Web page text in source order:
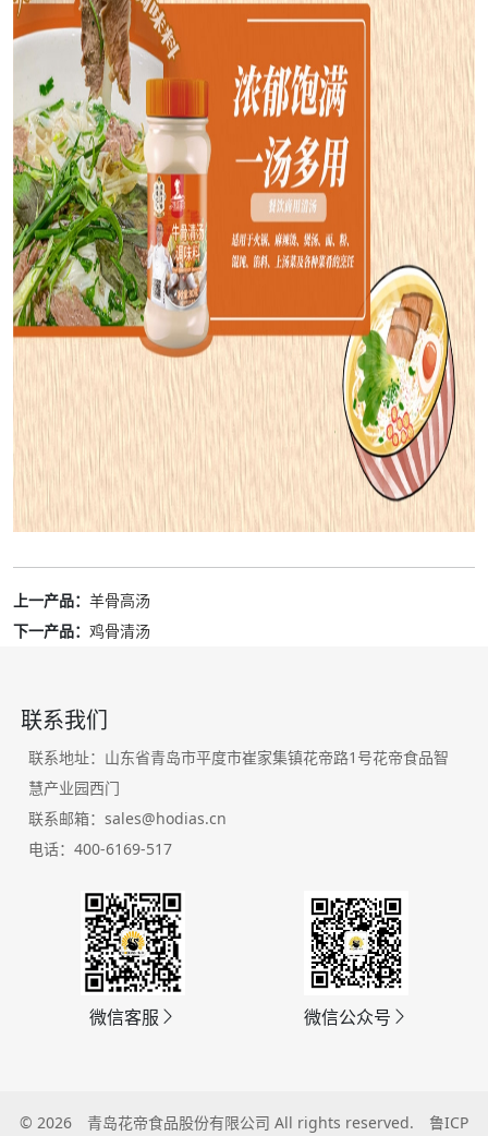
上一产品： 羊骨高汤
下一产品： 鸡骨清汤
联系我们
联系地址：山东省青岛市平度市崔家集镇花帝路1号花帝食品智
慧产业园西门
联系邮箱：sales@hodias.cn
电话：400-6169-517
微信客服 微信公众号
© 2026 青岛花帝食品股份有限公司 All rights reserved. 鲁ICP